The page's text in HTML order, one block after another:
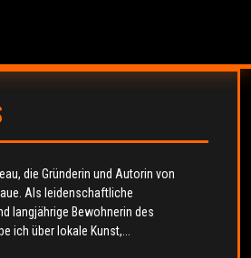
die Gründerin und Autorin von
Als leidenschaftliche
langjährige Bewohnerin des
ich über lokale Kunst,...